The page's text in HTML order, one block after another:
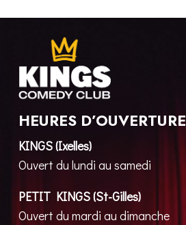
HEURES D’OUVERTURE
KINGS (Ixelles)
Ouvert du lundi au samedi
PETIT KINGS (St-Gilles)
Ouvert du mardi au dimanche